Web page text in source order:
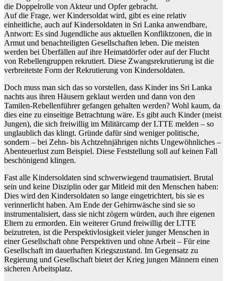
die Doppelrolle von Akteur und Opfer gebracht.
Auf die Frage, wer Kindersoldat wird, gibt es eine relativ
einheitliche, auch auf Kindersoldaten in Sri Lanka anwendbare,
Antwort: Es sind Jugendliche aus aktuellen Konfliktzonen, die in
Armut und benachteiligten Gesellschaften leben. Die meisten
werden bei Überfällen auf ihre Heimatdörfer oder auf der Flucht
von Rebellengruppen rekrutiert. Diese Zwangsrekrutierung ist die
verbreitetste Form der Rekrutierung von Kindersoldaten.
Doch muss man sich das so vorstellen, dass Kinder ins Sri Lanka
nachts aus ihren Häusern geklaut werden und dann von den
Tamilen-Rebellenführer gefangen gehalten werden? Wohl kaum, da
dies eine zu einseitige Betrachtung wäre. Es gibt auch Kinder (meist
Jungen), die sich freiwillig im Militärcamp der LTTE melden – so
unglaublich das klingt. Gründe dafür sind weniger politische,
sondern – bei Zehn- bis Achtzehnjährigen nichts Ungewöhnliches –
Abenteuerlust zum Beispiel. Diese Feststellung soll auf keinen Fall
beschönigend klingen.
Fast alle Kindersoldaten sind schwerwiegend traumatisiert. Brutal
sein und keine Disziplin oder gar Mitleid mit den Menschen haben:
Dies wird den Kindersoldaten so lange eingetrichtert, bis sie es
verinnerlicht haben. Am Ende der Gehirnwäsche sind sie so
instrumentalisiert, dass sie nicht zögern würden, auch ihre eigenen
Eltern zu ermorden. Ein weiterer Grund freiwillig der LTTE
beizutreten, ist die Perspektivlosigkeit vieler junger Menschen in
einer Gesellschaft ohne Perspektiven und ohne Arbeit – Für eine
Gesellschaft im dauerhaften Kriegszustand. Im Gegensatz zu
Regierung und Gesellschaft bietet der Krieg jungen Männern einen
sicheren Arbeitsplatz.